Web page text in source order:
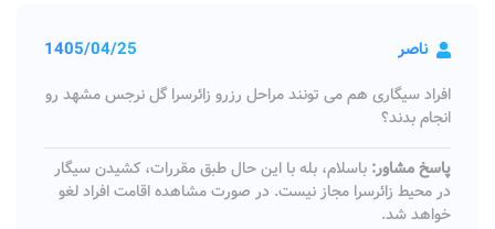
ناصر 1405/04/25
افراد سیگاری هم می تونند مراحل رزرو زائرسرا گل نرجس مشهد رو
انجام بدند؟
پاسخ مشاور: باسلام، بله با این حال طبق مقررات، کشیدن سیگار
در محیط زائرسرا مجاز نیست. در صورت مشاهده اقامت افراد لغو
خواهد شد.